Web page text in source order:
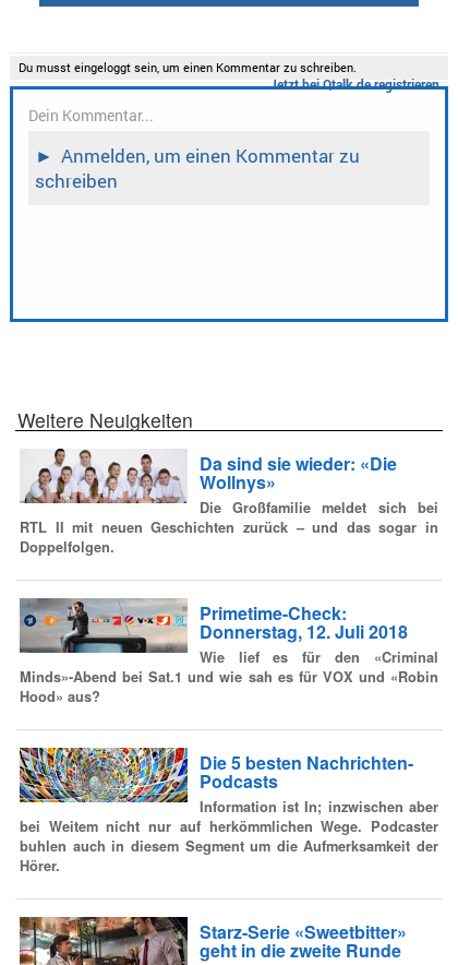
Weitere Neuigkeiten
Da sind sie wieder: «Die
Wollnys»
Die Großfamilie meldet sich bei
RTL II mit neuen Geschichten zurück – und das sogar in
Doppelfolgen.
Primetime-Check:
Donnerstag, 12. Juli 2018
Wie lief es für den «Criminal
Minds»-Abend bei Sat.1 und wie sah es für VOX und «Robin
Hood» aus?
Die 5 besten Nachrichten-
Podcasts
Information ist In; inzwischen aber
bei Weitem nicht nur auf herkömmlichen Wege. Podcaster
buhlen auch in diesem Segment um die Aufmerksamkeit der
Hörer.
Starz-Serie «Sweetbitter»
geht in die zweite Runde